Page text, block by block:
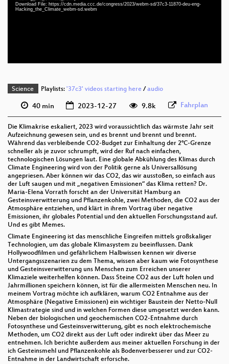
Download File: https://cdn.media.ccc.de/congress/2023/webm-sd/37c3-11870-deu-eng-
Hacking_the_Climate_webm-sd.webm
deu (todo)
deu-eng 1080p (webm)
Science Playlists: '37c3' videos starting here/audio
40 min 2023-12-27 9.8k Fahrplan
Die Klimakrise eskaliert, 2023 wird voraussichtlich das wärmste Jahr seit
Aufzeichnung gewesen sein, und es brennt und brennt und brennt.
Während das verbleibende CO2-Budget zur Einhaltung der 2°C-Grenze
schneller als je zuvor schrumpft, wird der Ruf nach einfachen,
technologischen Lösungen laut. Eine globale Abkühlung des Klimas durch
Climate Engineering wird von der Politik gerne als Universallösung
angepriesen. Aber können wir das CO2, das wir ausstoßen, so einfach aus
der Luft saugen und mit „negativen Emissionen“ das Klima retten? Dr.
Maria-Elena Vorrath forscht an der Universität Hamburg an
Gesteinsverwitterung und Pflanzenkohle, zwei Methoden, die CO2 aus der
Atmosphäre entziehen, und klärt in ihrem Vortrag über negative
Emissionen, ihr globales Potential und den aktuellen Forschungsstand auf.
Und es gibt Memes.
Climate Engineering ist das menschliche Eingreifen mittels großskaliger
Technologien, um das globale Klimasystem zu beeinflussen. Dank
Hollywoodfilmen und gefährlichem Halbwissen kennen wir diverse
Untergangsszenarien zu dem Thema, wissen aber kaum wie Fotosynthese
und Gesteinsverwitterung uns Menschen zum Erreichen unserer
Klimaziele weiterhelfen können. Dass Steine CO2 aus der Luft holen und
Jahrmillionen speichern können, ist für die allermeisten Menschen neu. In
meinem Vortrag möchte ich aufklären, warum CO2 Entnahme aus der
Atmosphäre (Negative Emissionen) ein wichtiger Baustein der Netto-Null
Klimastrategie sind und in welchen Formen diese umgesetzt werden kann.
Neben der biologischen und geochemischen CO2-Entnahme durch
Fotosynthese und Gesteinsverwitterung, gibt es noch elektrochemische
Methoden, um CO2 direkt aus der Luft oder indirekt über das Meer zu
entnehmen. Ich berichte außerdem aus meiner aktuellen Forschung in der
ich Gesteinsmehl und Pflanzenkohle als Bodenverbesserer und zur CO2-
Entnahme in der Landwirtschaft erforsche.